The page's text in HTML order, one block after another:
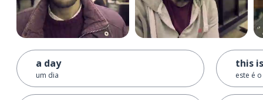
a day
um dia
this
este é